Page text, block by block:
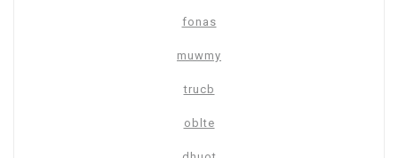
fonas
muwmy
trucb
oblte